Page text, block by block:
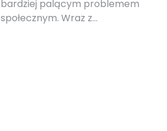
bardziej palącym problemem
społecznym. Wraz z…